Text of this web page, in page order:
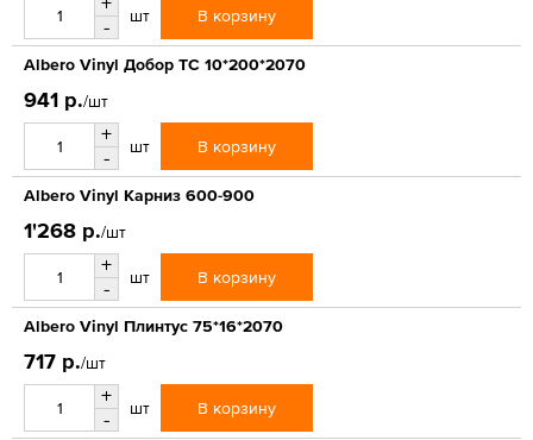
-
шт В корзину
Albero Vinyl Добор ТС 10*200*2070
941 р./шт
+
-
шт В корзину
Albero Vinyl Карниз 600-900
1'268 р./шт
+
-
шт В корзину
Albero Vinyl Плинтус 75*16*2070
717 р./шт
+
-
шт В корзину